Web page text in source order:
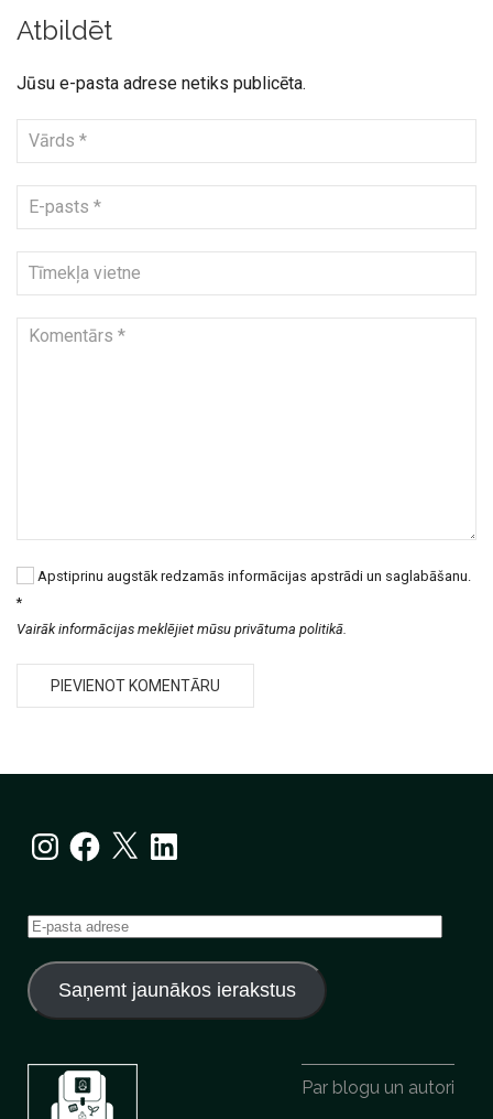
Atbildēt
Jūsu e-pasta adrese netiks publicēta.
Apstiprinu augstāk redzamās informācijas apstrādi un saglabāšanu.
*
Vairāk informācijas meklējiet mūsu privātuma politikā.
InstagramFacebook
X LinkedIn
E-
adrese
Saņemt jaunākos ierakstus
Par blogu un autori